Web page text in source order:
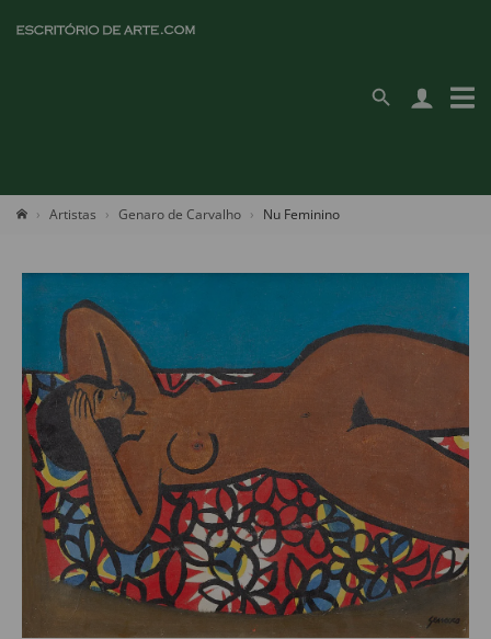
Artistas Genaro de Carvalho Nu Feminino